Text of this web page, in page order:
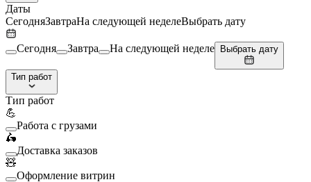
Даты
СегодняЗавтраНа следующей неделеВыбрать дату
Сегодня Завтра На следующей неделе Выбрать дату
Тип работ
Тип работ
💪
Работа с грузами
🛵
Доставка заказов
🧸
Оформление витрин